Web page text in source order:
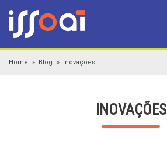
Home Blog inovações
INOVAÇÕES